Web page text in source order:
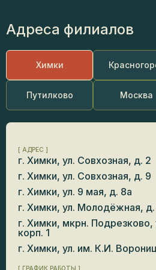
Пульпотомия (ампутация
PULPOTEC)
Лечение пульпита
методом ампутации
временного зуба методом
посещение)
Лечение пульпита I-
зуба методом экстирпации
Лечение пульпита III-
временного зуба методом
Адреса филиалов
Химки
Путилково Москва
[ АДРЕС ]
г. Химки, ул. Совхозная, д. 2
г. Химки, ул. Совхозная, д. 9
г. Химки, ул. 9 мая, д. 8а
г. Химки, ул. Молодёжная, д.
г. Химки, мкрн. Подрезково,
корп. 1
г. Химки, ул. им. К.И.
[ ГРАФИК РАБОТЫ ]